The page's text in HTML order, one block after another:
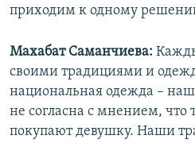
приходим к одному
Махабат Саманчиева:
своими традициями и
национальная одежда –
не согласна с мнением, что
покупают девушку. Наши